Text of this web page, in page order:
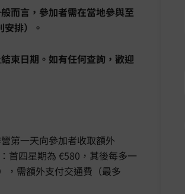
而言，參加者需在當地參與至
排）。
束日期。如有任何查詢，歡迎
第一天向參加者收取額外
首四星期為 €580，其後每多一
，需額外支付交通費（最多